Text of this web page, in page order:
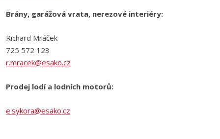
Brány, garážová vrata, nerezové interiéry:
Richard Mráček
725 572 123
r.mracek@esako.cz
Prodej lodí a lodních motorů:
e.sykora@esako.cz